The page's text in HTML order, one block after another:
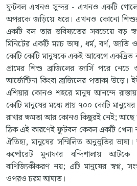
ফুটবল এখনও সুন্দর - এখনও একটি
অপরকে জড়িয়ে ধরে। এখনও কোনো শিশুর
একটি বল তার ভবিষ্যতের সবচেয়ে বড়
মিনিটের একটি ম্যাচ ভাষা, ধর্ম, বর্ণ, জাতি
কোটি কোটি মানুষকে একই আবেগে একত্রিত
গ্রামের শিশু ব্রাজিলের জার্সি পরে
আর্জেন্টিনা কিংবা ব্রাজিলের পতাকা
এশিয়ার কোনও শহরে মানুষ আনন্দে
কোটি মানুষের মধ্যে প্রায় ৭০০ কোটি
রাখার ক্ষমতা আর কোনও কিছুরই নেই;
ঠিক এই কারণেই ফুটবল কেবল একটি খেলা
ঐতিহ্য, মানুষের সম্মিলিত অনুভূতির
কর্পোরেট মুনাফার বন্দিশালায়
বাণিজ্যিকীকরণ নয়; এটি মানুষের স্বপ্ন,
ওপরও চরম আঘাত।